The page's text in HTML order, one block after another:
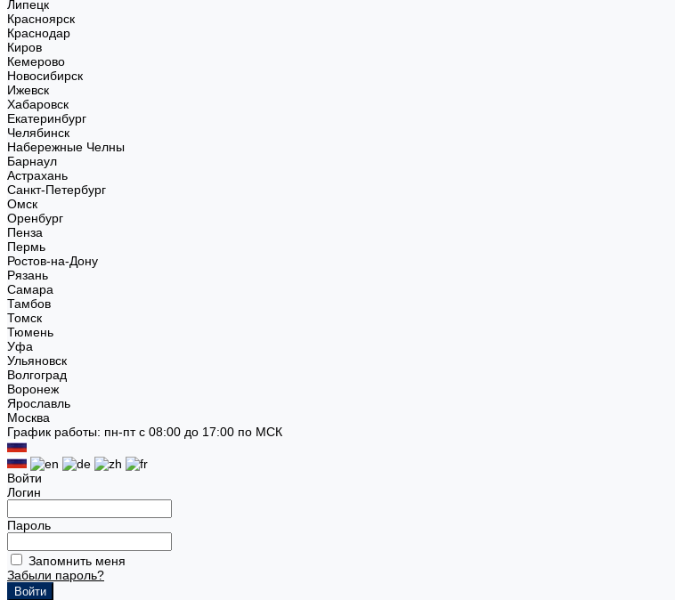
Липецк
Красноярск
Краснодар
Киров
Кемерово
Новосибирск
Ижевск
Хабаровск
Екатеринбург
Челябинск
Набережные Челны
Барнаул
Астрахань
Санкт-Петербург
Омск
Оренбург
Пенза
Пермь
Ростов-на-Дону
Рязань
Самара
Тамбов
Томск
Тюмень
Уфа
Ульяновск
Волгоград
Воронеж
Ярославль
Москва
График работы: пн-пт с 08:00 до 17:00 по МСК
Войти
Логин
Пароль
Запомнить меня
Забыли пароль?